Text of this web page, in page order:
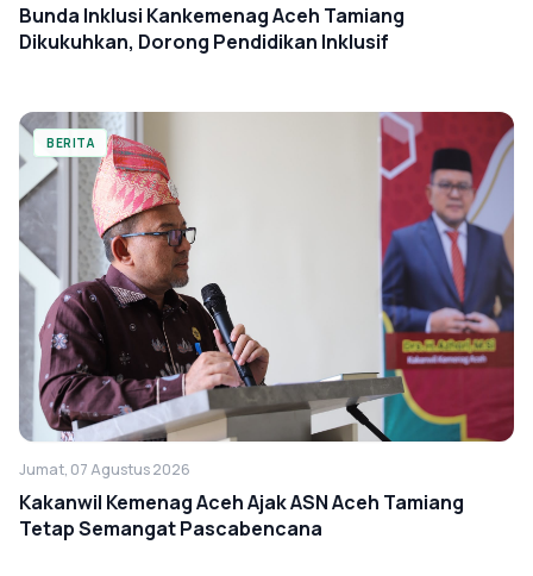
Bunda Inklusi Kankemenag Aceh Tamiang
Dikukuhkan, Dorong Pendidikan Inklusif
BERITA
Jumat, 07 Agustus 2026
Kakanwil Kemenag Aceh Ajak ASN Aceh Tamiang
Tetap Semangat Pascabencana